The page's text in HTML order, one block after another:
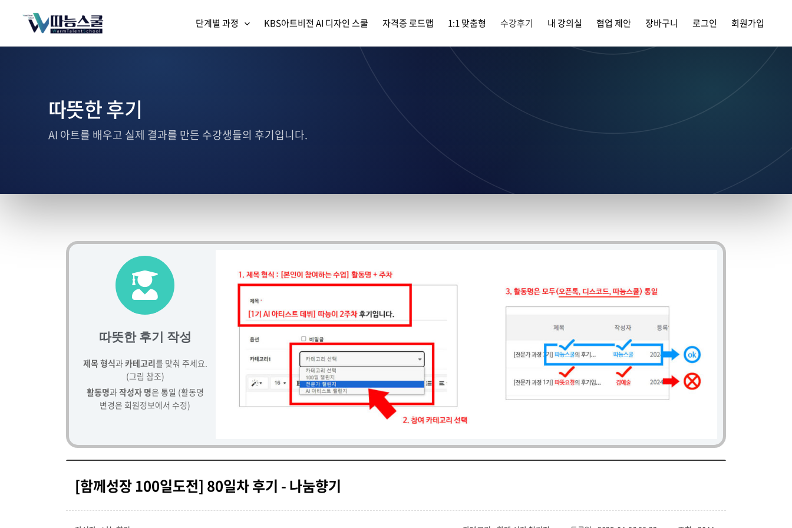
단계별 과정 KBS아트비전 AI 디자인 스쿨 자격증 로드맵 1:1 맞춤형 수강후기 내 강의실 협업 제안 장바구니 로그인 회원가입
따뜻한 후기
AI 아트를 배우고 실제 결과를 만든 수강생들의 후기입니다.
따뜻한 후기 작성
제목 형식과카테고리를 맞춰 주세요.
(그림 참조)
활동명과작성자 명은 통일 (활동명
변경은 회원정보에서 수정)
[함께성장 100일도전] 80일차 후기 - 나눔향기